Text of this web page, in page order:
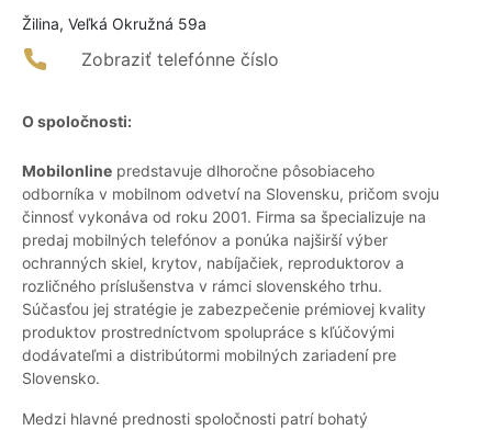
Žilina, Veľká Okružná 59a
Zobraziť telefónne číslo
O spoločnosti:
Mobilonline predstavuje dlhoročne pôsobiaceho
odborníka v mobilnom odvetví na Slovensku, pričom svoju
činnosť vykonáva od roku 2001. Firma sa špecializuje na
predaj mobilných telefónov a ponúka najširší výber
ochranných skiel, krytov, nabíjačiek, reproduktorov a
rozličného príslušenstva v rámci slovenského trhu.
Súčasťou jej stratégie je zabezpečenie prémiovej kvality
produktov prostredníctvom spolupráce s kľúčovými
dodávateľmi a distribútormi mobilných zariadení pre
Slovensko.
Medzi hlavné prednosti spoločnosti patrí bohatý